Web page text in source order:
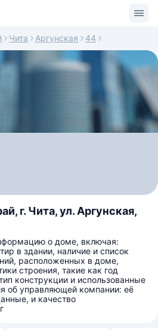
Чита Аргунская 44
г. Чита, ул. Аргунская,
о доме, включая:
в здании, наличие и список
расположенных в доме,
строения, такие как год
конструкции и использованные
об управляющей компании: её
и качество